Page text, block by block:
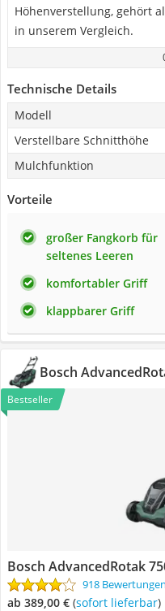
Höhenverstellung, gehört
in unserem Vergleich.
Technische Details
Modell
Verstellbare Schnitthöhe
Mulchfunktion
Vorteile
großer Fangkorb für
seltenes Leeren
komfortabler Griff
klappbarer Griff
Bosch
Bestseller
Bosch AdvancedRotak
918 Bewertungen
ab 389,00 € ( Sofort lieferbar)